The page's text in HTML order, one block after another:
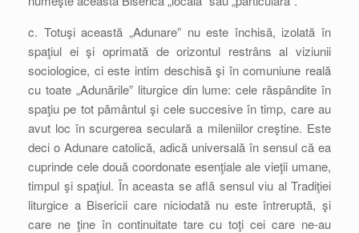
c. Totuşi această „Adunare” nu este închisă, izolată în
spaţiul ei şi oprimată de orizontul restrâns al viziunii
sociologice, ci este intim deschisă şi în comuniune reală
cu toate „Adunările” liturgice din lume: cele răspândite în
spaţiu pe tot pământul şi cele succesive în timp, care au
avut loc în scurgerea seculară a mileniilor creştine. Este
deci o Adunare catolică, adică universală în sensul că ea
cuprinde cele două coordonate esenţiale ale vieţii umane,
timpul şi spaţiul. În aceasta se află sensul viu al Tradiţiei
liturgice a Bisericii care niciodată nu este întreruptă, şi
care ne ţine în continuitate tare cu toţi cei care ne-au